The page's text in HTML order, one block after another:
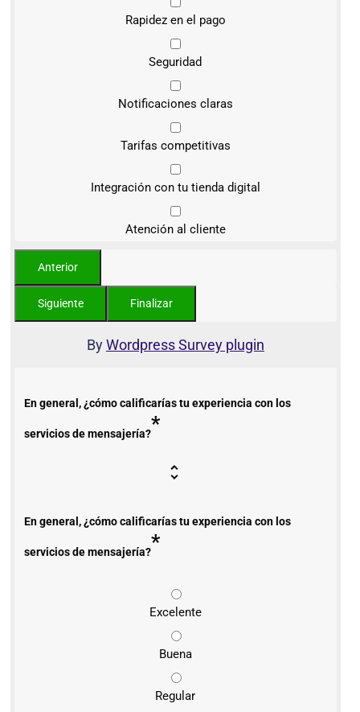
Rapidez en el pago
Seguridad
Notificaciones claras
Tarifas competitivas
Integración con tu tienda digital
Atención al cliente
ByWordpress Survey plugin
En general, ¿cómo calificarías tu experiencia con los
servicios de mensajería?*
En general, ¿cómo calificarías tu experiencia con los
servicios de mensajería?*
Excelente
Buena
Regular